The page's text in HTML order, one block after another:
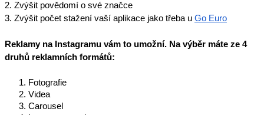
2. Zvýšit povědomí o své značce
3. Zvýšit počet stažení vaší aplikace jako třeba u Go Euro
Reklamy na Instagramu vám to umožní. Na výběr máte ze 4
druhů reklamních formátů:
Fotografie
Videa
Carousel